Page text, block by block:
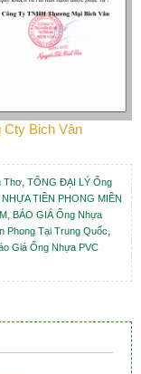
Cty Bich Vân
Thơ, TỔNG ĐẠI LÝ Ống
TIỀN PHONG MIỀN
, BÁO GIÁ Ống Nhựa
Phong Tại Trung Quốc,
Giá Ống Nhựa PVC